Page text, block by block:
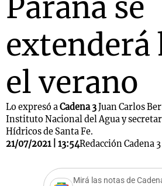
Paraná se
extenderá
el verano
Lo expresó aCadena 3Juan Carlos
Instituto Nacional del Agua y
Hídricos de Santa Fe.
21/07/2021 | 13:54Redacción Cadena 3
Mirá las notas de